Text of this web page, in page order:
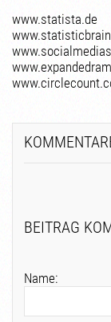
www.statista.de
BEITRAG
Name: